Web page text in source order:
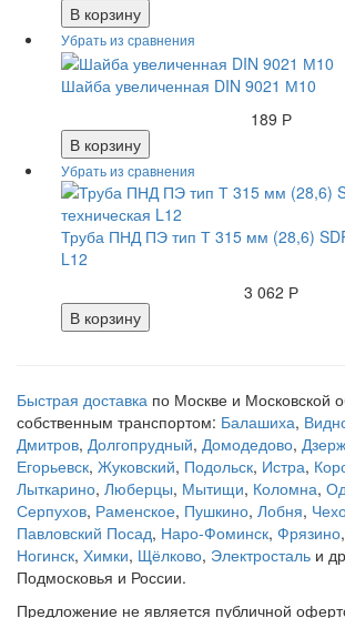
В корзину
Шайба увеличенная DIN 9021 М10
189 Р
В корзину
Труба ПНД ПЭ тип Т 315 мм (28,6)
L12
3 062 Р
В корзину
Быстрая доставка по Москве и Московской
собственным транспортом: Балашиха,
Дмитров, Долгопрудный, Домодедово,
Егорьевск, Жуковский, Подольск, Истра,
Лыткарино, Люберцы, Мытищи, Коломна,
Серпухов, Раменское, Пушкино, Лобня,
Павловский Посад, Наро-Фоминск, Фрязино,
Ногинск, Химки, Щёлково, Электросталь и
Подмосковья и России.
Предложение не является публичной